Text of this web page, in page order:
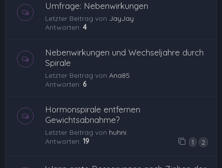
Umfrage: Nebenwirkungen
Letzter Beitrag von JayJay
Antworten: 4
Nebenwirkungen und Wechseljahre durch
Spirale
Letzter Beitrag von Ana85
Antworten: 6
Hormonspirale entfernen
Gewichtsabnahme?
Letzter Beitrag von huhni
Antworten: 19 1 2